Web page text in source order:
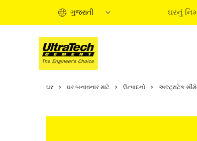
ગુજરાતી ઘરનું
માહિતીપ્રદ
ઘર ઘર બનાવનાર માટે ઉત્પાદનો અલ્ટ્રાટેક